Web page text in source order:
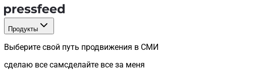
Продукты
Выберите свой путь продвижения в СМИ
сделаю все самсделайте все за меня